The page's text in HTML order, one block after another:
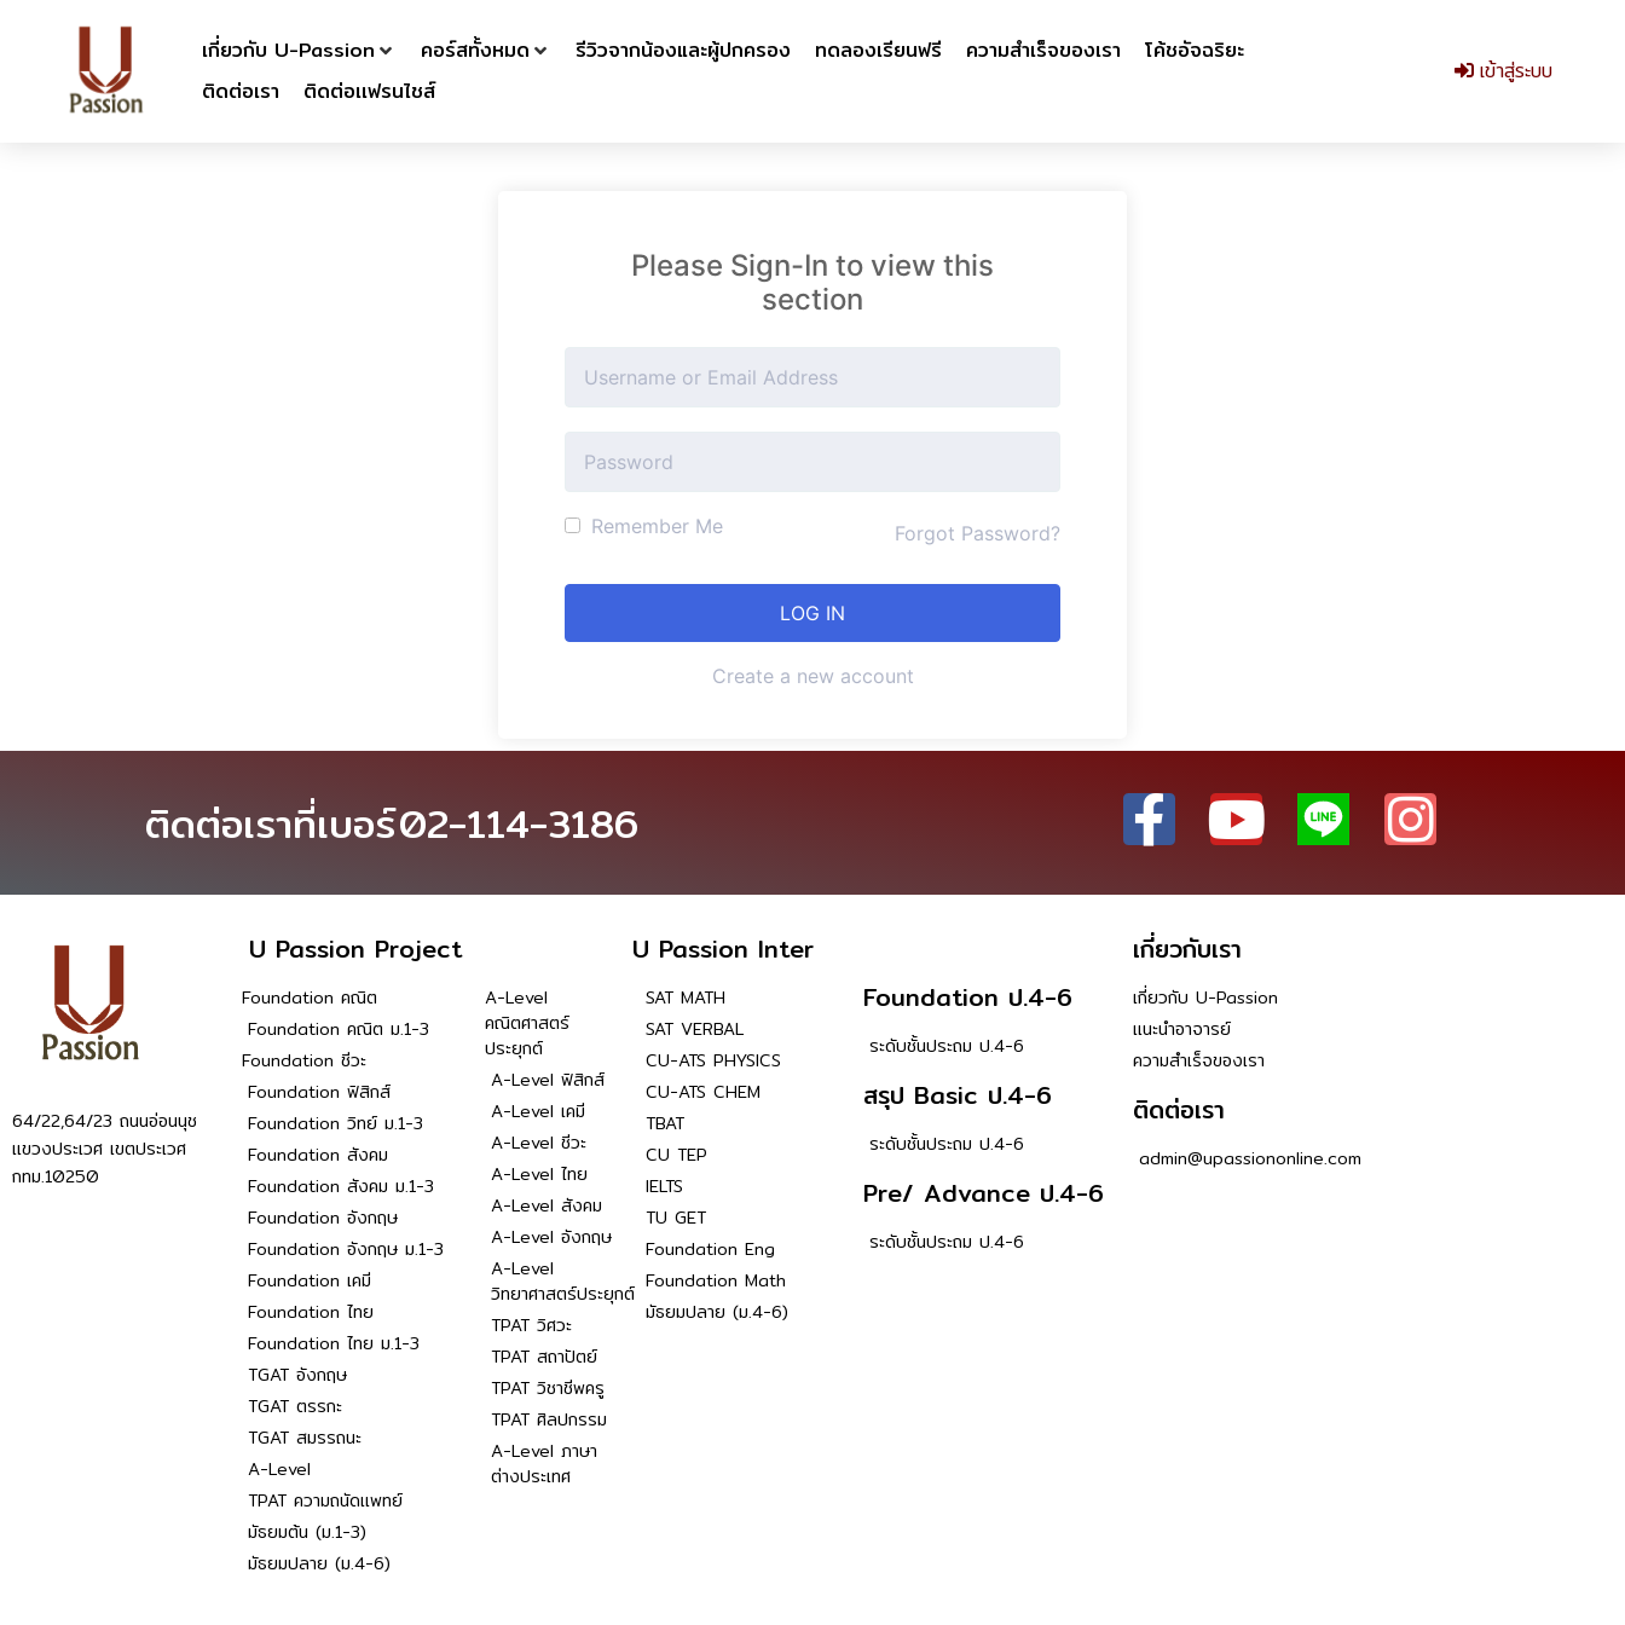
เกี่ยวกับ U-Passion คอร์สทั้งหมด รีวิวจากน้องและผู้ปกครอง ทดลองเรียนฟรี ความสำเร็จของเรา
โค้ชอัจฉริยะ
ติดต่อเรา
ติดต่อเเฟรนไชส์
เข้าสู่ระบบ
Please Sign-In to view this
section
Remember Me Forgot Password?
Create a new account
ติดต่อเราที่เบอร์02-114-3186
U Passion Project U Passion Inter เกี่ยวกับเรา
64/22,64/23 ถนนอ่อนนุช
แขวงประเวศ เขตประเวศ
กทม.10250
Foundation คณิต
Foundation คณิต ม.1-3
Foundation ชีวะ
Foundation ฟิสิกส์
Foundation วิทย์ ม.1-3
Foundation สังคม
Foundation สังคม ม.1-3
Foundation อังกฤษ
Foundation อังกฤษ ม.1-3
Foundation เคมี
Foundation ไทย
Foundation ไทย ม.1-3
TGAT อังกฤษ
TGAT ตรรกะ
TGAT สมรรถนะ
A-Level
TPAT ความถนัดแพทย์
มัธยมต้น (ม.1-3)
มัธยมปลาย (ม.4-6)
A-Level
คณิตศาสตร์
ประยุกต์
A-Level ฟิสิกส์
A-Level เคมี
A-Level ชีวะ
A-Level ไทย
A-Level สังคม
A-Level อังกฤษ
A-Level
วิทยาศาสตร์ประยุกต์
TPAT วิศวะ
TPAT สถาปัตย์
TPAT วิชาชีพครู
TPAT ศิลปกรรม
A-Level ภาษา
ต่างประเทศ
SAT MATH
SAT VERBAL
CU-ATS PHYSICS
CU-ATS CHEM
TBAT
CU TEP
IELTS
TU GET
Foundation Eng
Foundation Math
มัธยมปลาย (ม.4-6)
Foundation ป.4-6
ระดับชั้นประถม ป.4-6
สรุป Basic ป.4-6
ระดับชั้นประถม ป.4-6
Pre/ Advance ป.4-6
ระดับชั้นประถม ป.4-6
เกี่ยวกับ U-Passion
แนะนำอาจารย์
ความสำเร็จของเรา
ติดต่อเรา
admin@upassiononline.com